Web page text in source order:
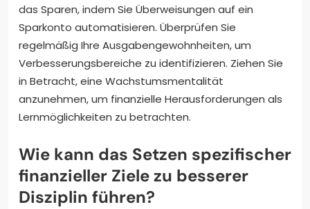
das Sparen, indem Sie Überweisungen auf ein
Sparkonto automatisieren. Überprüfen Sie
regelmäßig Ihre Ausgabengewohnheiten, um
Verbesserungsbereiche zu identifizieren. Ziehen Sie
in Betracht, eine Wachstumsmentalität
anzunehmen, um finanzielle Herausforderungen als
Lernmöglichkeiten zu betrachten.
Wie kann das Setzen spezifischer
finanzieller Ziele zu besserer
Disziplin führen?